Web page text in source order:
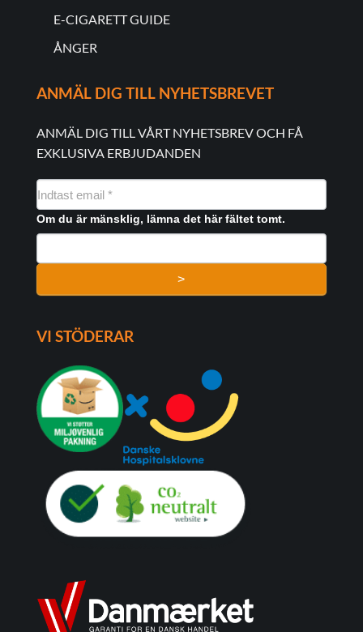
E-CIGARETT GUIDE
ÅNGER
ANMÄL DIG TILL NYHETSBREVET
ANMÄL DIG TILL VÅRT NYHETSBREV OCH FÅ
EXKLUSIVA ERBJUDANDEN
NYHEDSMAIL
FORMULAR
Om du är mänsklig, lämna det här fältet tomt.
>
VI STÖDERAR